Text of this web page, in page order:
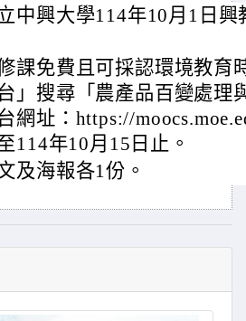
中興大學114年10月1日興
課免費且可採認環境教育
」搜尋「農產品百變處理
網址：https://
114年10月15日止。
及海報各1份。